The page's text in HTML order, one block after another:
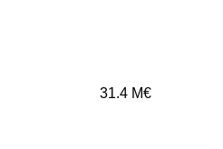
31.4 M€